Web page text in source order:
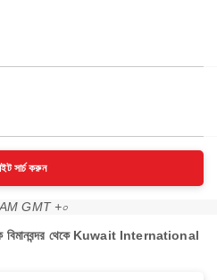
সার্চ করুন
GMT +০
বিমানবন্দর থেকে Kuwait International